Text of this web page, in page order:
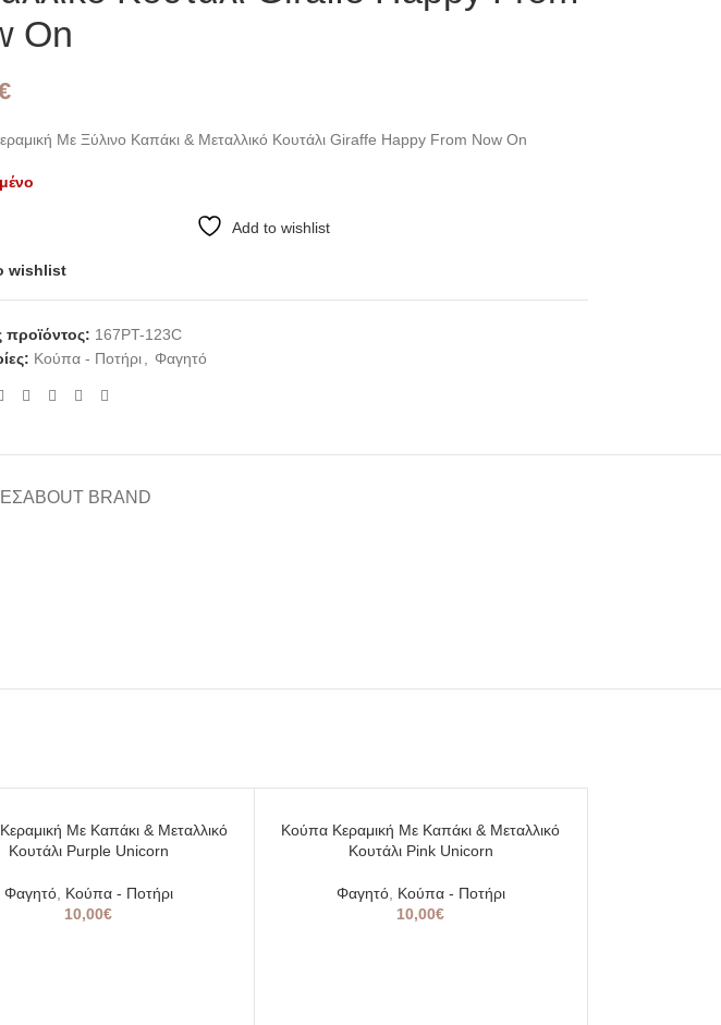
On
Με Ξύλινο Καπάκι & Μεταλλικό Κουτάλι Giraffe Happy From Now On
Add to wishlist
wishlist
προϊόντος: 167PT-123C
Κούπα - Ποτήρι, Φαγητό
ABOUT BRAND
Με Καπάκι & Μεταλλικό
Κουτάλι Purple Unicorn
Φαγητό, Κούπα - Ποτήρι
10,00€
SOLD
Κούπα Κεραμική Με Καπάκι & Μεταλλικό
Κουτάλι Pink Unicorn
Φαγητό, Κούπα - Ποτήρι
10,00€